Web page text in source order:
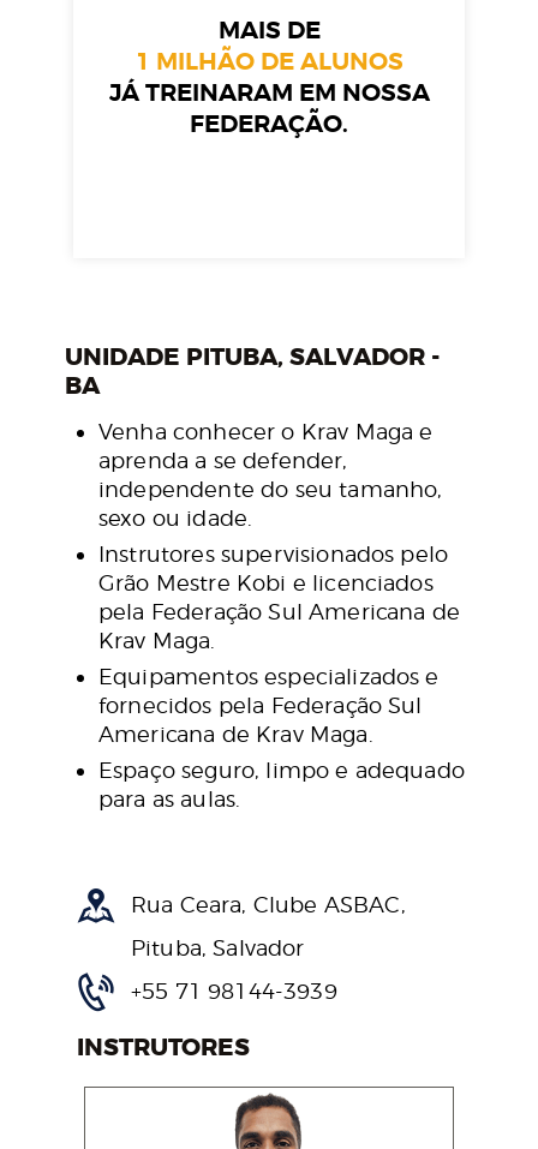
MAIS DE
1 MILHÃO DE ALUNOS
JÁ TREINARAM EM NOSSA
FEDERAÇÃO.
UNIDADE PITUBA, SALVADOR -
BA
Venha conhecer o Krav Maga e
aprenda a se defender,
independente do seu tamanho,
sexo ou idade.
Instrutores supervisionados pelo
Grão Mestre Kobi e licenciados
pela Federação Sul Americana de
Krav Maga.
Equipamentos especializados e
fornecidos pela Federação Sul
Americana de Krav Maga.
Espaço seguro, limpo e adequado
para as aulas.
Rua Ceara, Clube ASBAC,
Pituba, Salvador
+55 71 98144-3939
INSTRUTORES